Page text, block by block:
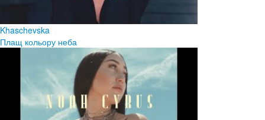
Khaschevska
Плащ кольору неба